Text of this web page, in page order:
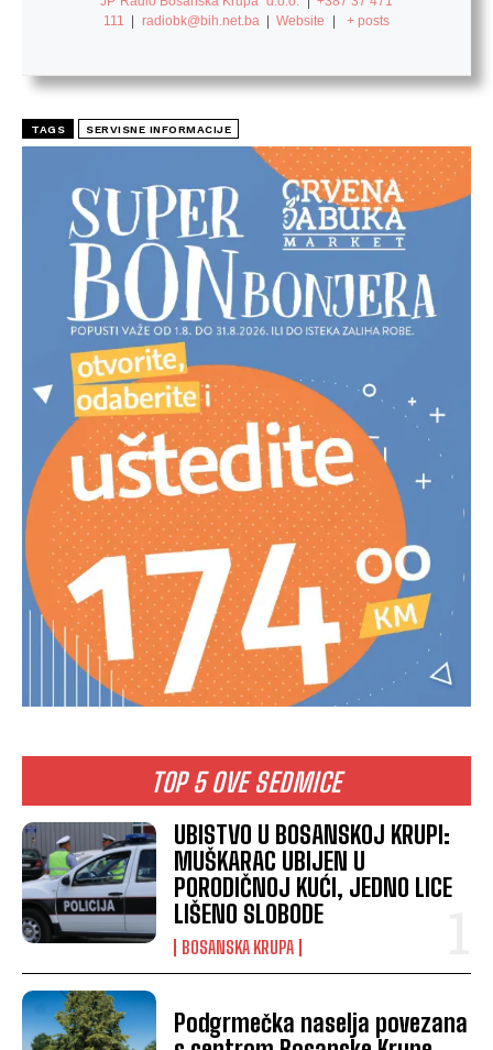
TOP 5 OVE SEDMICE
UBISTVO U BOSANSKOJ KRUPI:
MUŠKARAC UBIJEN U
PORODIČNOJ KUĆI, JEDNO LICE
LIŠENO SLOBODE
BOSANSKA KRUPA
Podgrmečka naselja povezana
111
| radiobk@bih.net.ba | Website | + posts
TAGS SERVISNE INFORMACIJE